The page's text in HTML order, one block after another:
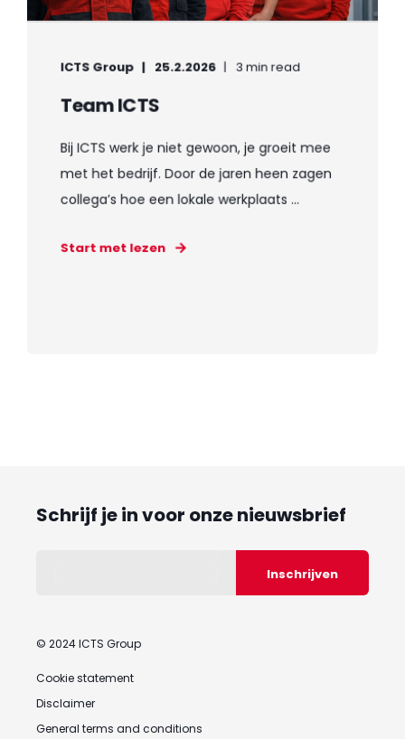
ICTS Group 25.2.2026 3 min read
Team ICTS
Bij ICTS werk je niet gewoon, je groeit mee
met het bedrijf. Door de jaren heen zagen
collega’s hoe een lokale werkplaats ...
Start met lezen
Schrijf je in voor onze nieuwsbrief
© 2024 ICTS Group
Cookie statement
Disclaimer
General terms and conditions